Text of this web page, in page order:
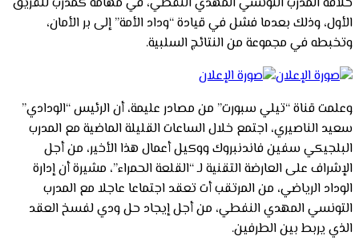
الأول، وذلك بعدما فشل في قيادة “وداد الأمة” إلى بر الأمان،
وتخبطه في مجموعة من النتائج السلبية.
وعلمت قناة “تيلي سبورت” من مصادر عليمة، أن الرئيس “الودادي”
سعيد الناصيري، اجتمع خلال الساعات القليلة الماضية مع المدرب
البلجيكي سفين فاندنبروك ووكيل أعمال هذا الأخير، من أجل
الإشراف على العارضة التقنية لـ “القلعة الحمراء”، مشيرة أن إدارة
الوداد الرياضي، من المرتقب أت تعقد اجتماعا عاجلا مع المدرب
التونسي المهدي النفطي، من أجل إيجاد حل ودي لفسخ العقد
الذي يربط بين الطرفين.